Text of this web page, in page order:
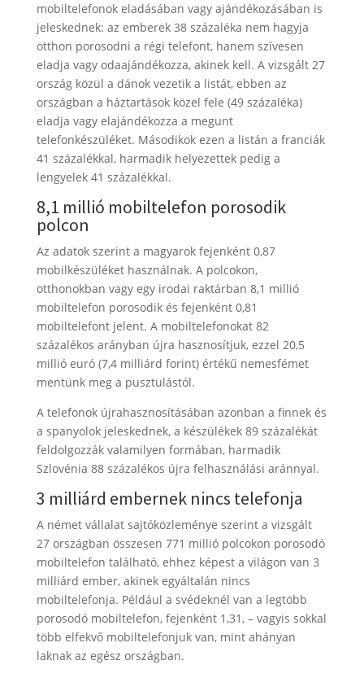
mobiltelefonok eladásában vagy ajándékozásában is
jeleskednek: az emberek 38 százaléka nem hagyja
otthon porosodni a régi telefont, hanem szívesen
eladja vagy odaajándékozza, akinek kell. A vizsgált 27
ország közül a dánok vezetik a listát, ebben az
országban a háztartások közel fele (49 százaléka)
eladja vagy elajándékozza a megunt
telefonkészüléket. Másodikok ezen a listán a franciák
41 százalékkal, harmadik helyezettek pedig a
lengyelek 41 százalékkal.
8,1 millió mobiltelefon porosodik
polcon
Az adatok szerint a magyarok fejenként 0,87
mobilkészüléket használnak. A polcokon,
otthonokban vagy egy irodai raktárban 8,1 millió
mobiltelefon porosodik és fejenként 0,81
mobiltelefont jelent. A mobiltelefonokat 82
százalékos arányban újra hasznosítjuk, ezzel 20,5
millió euró (7,4 milliárd forint) értékű nemesfémet
mentünk meg a pusztulástól.
A telefonok újrahasznosításában azonban a finnek és
a spanyolok jeleskednek, a készülékek 89 százalékát
feldolgozzák valamilyen formában, harmadik
Szlovénia 88 százalékos újra felhasználási aránnyal.
3 milliárd embernek nincs telefonja
A német vállalat sajtóközleménye szerint a vizsgált
27 országban összesen 771 millió polcokon porosodó
mobiltelefon található, ehhez képest a világon van 3
milliárd ember, akinek egyáltalán nincs
mobiltelefonja. Például a svédeknél van a legtöbb
porosodó mobiltelefon, fejenként 1,31, – vagyis sokkal
több elfekvő mobiltelefonjuk van, mint ahányan
laknak az egész országban.